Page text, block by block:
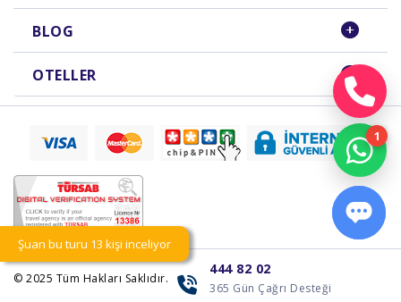
BLOG
OTELLER
© 2025 Tüm Hakları Saklıdır.
444 82 02
365 Gün Çağrı Desteği
Şuan bu turu 13 kişi inceliyor